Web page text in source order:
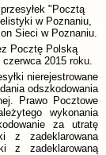
"Pocztą
w Poznaniu,
Sieci w Poznaniu.
Pocztę Polską
2015 roku.
nierejestrowane
odszkodowania
Prawo Pocztowe
wykonania
za utratę
z zadeklarowana
z zadeklarowaną